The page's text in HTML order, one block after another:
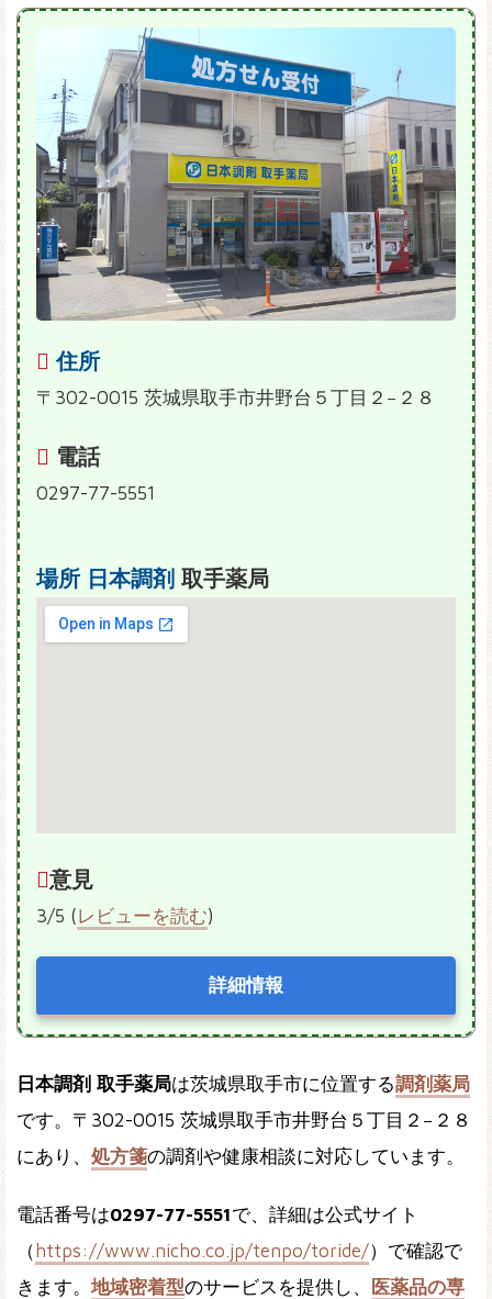
住所
〒302-0015 茨城県取手市井野台５丁目２−２８
電話
0297-77-5551
場所 日本調剤 取手薬局
意見
3/5 (レビューを読む)
詳細情報
日本調剤 取手薬局は茨城県取手市に位置する調剤薬局
です。〒302-0015 茨城県取手市井野台５丁目２−２８
にあり、 処方箋の調剤や健康相談に対応しています。
電話番号は0297-77-5551で、詳細は公式サイト
（https://www.nicho.co.jp/tenpo/toride/）で確認で
きます。 地域密着型のサービスを提供し、
医薬品の専